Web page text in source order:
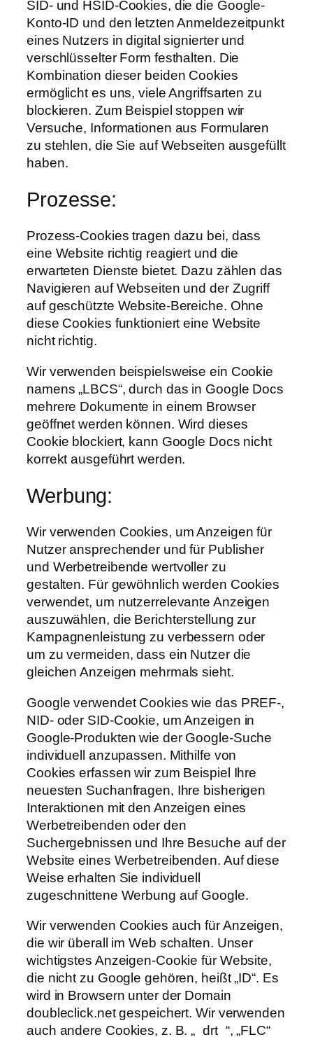
SID- und HSID-Cookies, die die Google-
Konto-ID und den letzten Anmeldezeitpunkt
eines Nutzers in digital signierter und
verschlüsselter Form festhalten. Die
Kombination dieser beiden Cookies
ermöglicht es uns, viele Angriffsarten zu
blockieren. Zum Beispiel stoppen wir
Versuche, Informationen aus Formularen
zu stehlen, die Sie auf Webseiten ausgefüllt
haben.
Prozesse:
Prozess-Cookies tragen dazu bei, dass
eine Website richtig reagiert und die
erwarteten Dienste bietet. Dazu zählen das
Navigieren auf Webseiten und der Zugriff
auf geschützte Website-Bereiche. Ohne
diese Cookies funktioniert eine Website
nicht richtig.
Wir verwenden beispielsweise ein Cookie
namens „LBCS“, durch das in Google Docs
mehrere Dokumente in einem Browser
geöffnet werden können. Wird dieses
Cookie blockiert, kann Google Docs nicht
korrekt ausgeführt werden.
Werbung:
Wir verwenden Cookies, um Anzeigen für
Nutzer ansprechender und für Publisher
und Werbetreibende wertvoller zu
gestalten. Für gewöhnlich werden Cookies
verwendet, um nutzerrelevante Anzeigen
auszuwählen, die Berichterstellung zur
Kampagnenleistung zu verbessern oder
um zu vermeiden, dass ein Nutzer die
gleichen Anzeigen mehrmals sieht.
Google verwendet Cookies wie das PREF-,
NID- oder SID-Cookie, um Anzeigen in
Google-Produkten wie der Google-Suche
individuell anzupassen. Mithilfe von
Cookies erfassen wir zum Beispiel Ihre
neuesten Suchanfragen, Ihre bisherigen
Interaktionen mit den Anzeigen eines
Werbetreibenden oder den
Suchergebnissen und Ihre Besuche auf der
Website eines Werbetreibenden. Auf diese
Weise erhalten Sie individuell
zugeschnittene Werbung auf Google.
Wir verwenden Cookies auch für Anzeigen,
die wir überall im Web schalten. Unser
wichtigstes Anzeigen-Cookie für Website,
die nicht zu Google gehören, heißt „ID“. Es
wird in Browsern unter der Domain
doubleclick.net gespeichert. Wir verwenden
auch andere Cookies, z. B. „_drt_“, „FLC“